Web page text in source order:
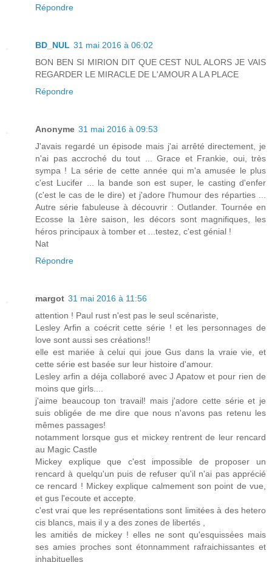
Répondre
BD_NUL 31 mai 2016 à 06:02
BON BEN SI MIRION DIT QUE CEST NUL ALORS JE VAIS
REGARDER LE MIRACLE DE L'AMOUR A LA PLACE
Répondre
Anonyme 31 mai 2016 à 09:53
J'avais regardé un épisode mais j'ai arrêté directement, je
n'ai pas accroché du tout ... Grace et Frankie, oui, très
sympa ! La série de cette année qui m'a amusée le plus
c'est Lucifer ... la bande son est super, le casting d'enfer
(c'est le cas de le dire) et j'adore l'humour des réparties ...
Autre série fabuleuse à découvrir : Outlander. Tournée en
Ecosse la 1ère saison, les décors sont magnifiques, les
héros principaux à tomber et ...testez, c'est génial !
Nat
Répondre
margot 31 mai 2016 à 11:56
attention ! Paul rust n'est pas le seul scénariste,
Lesley Arfin a coécrit cette série ! et les personnages de
love sont aussi ses créations!!
elle est mariée à celui qui joue Gus dans la vraie vie, et
cette série est basée sur leur histoire d'amour.
Lesley arfin a déja collaboré avec J Apatow et pour rien de
moins que girls....
j'aime beaucoup ton travail! mais j'adore cette série et je
suis obligée de me dire que nous n'avons pas retenu les
mêmes passages!
notamment lorsque gus et mickey rentrent de leur rencard
au Magic Castle
Mickey explique que c'est impossible de proposer un
rencard à quelqu'un puis de refuser qu'il n'ai pas apprécié
ce rencard ! Mickey explique calmement son point de vue,
et gus l'ecoute et accepte.
c'est vrai que les représentations sont limitées à des hetero
cis blancs, mais il y a des zones de libertés ,
les amitiés de mickey ! elles ne sont qu'esquissées mais
ses amies proches sont étonnamment rafraichissantes et
inhabituelles